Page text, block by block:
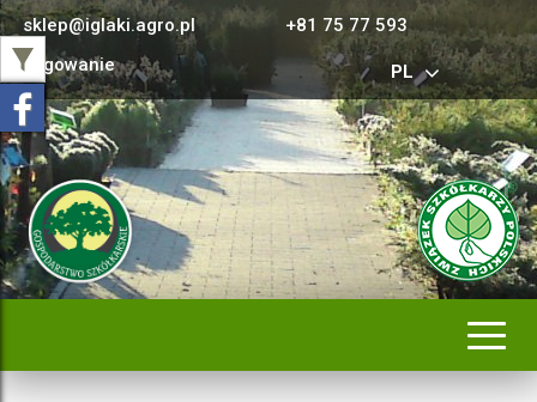
sklep@iglaki.agro.pl
+81 75 77 593
Logowanie
PL